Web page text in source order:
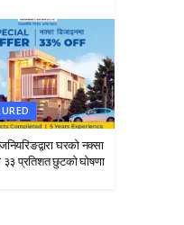
घरको नक्सा
३३ प्रतिशत छुटको घोषणा